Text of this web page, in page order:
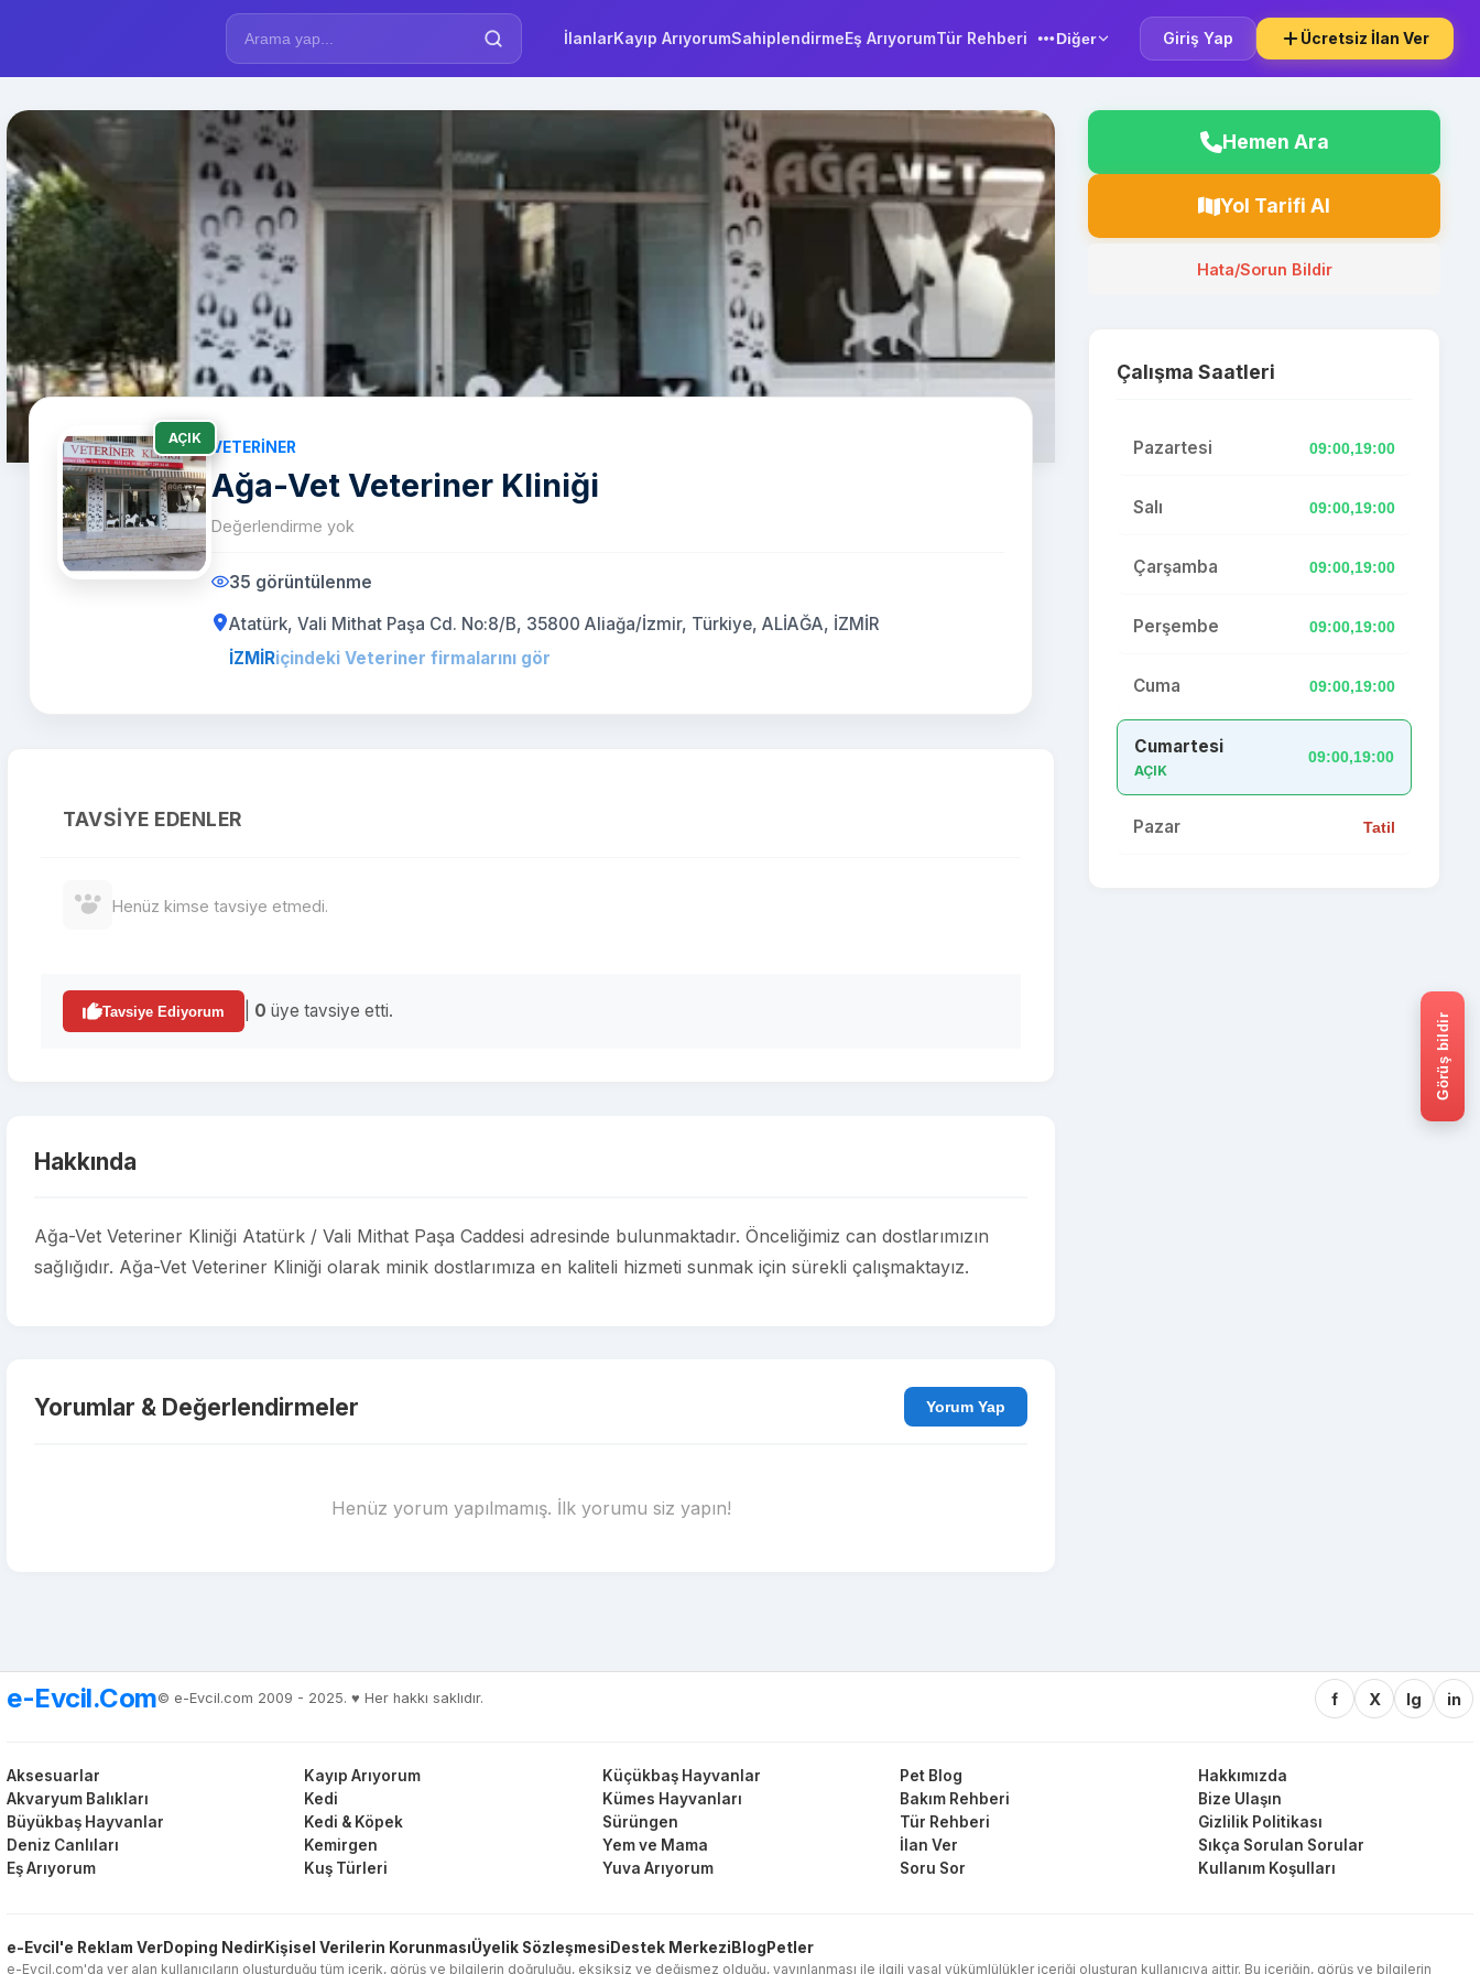
İlanlarKayıp ArıyorumSahiplendirmeEş ArıyorumTür Rehberi Diğer Giriş Yap Ücretsiz İlan Ver
AÇIK
VETERINER
Ağa-Vet Veteriner Kliniği
Değerlendirme yok
35 görüntülenme
Atatürk, Vali Mithat Paşa Cd. No:8/B, 35800 Aliağa/İzmir, Türkiye, ALİAĞA, İZMİR
İZMİRiçindeki Veteriner firmalarını gör
TAVSIYE EDENLER
Henüz kimse tavsiye etmedi.
Tavsiye Ediyorum 0 üye tavsiye etti.
Hakkında
Ağa-Vet Veteriner Kliniği Atatürk / Vali Mithat Paşa Caddesi adresinde bulunmaktadır. Önceliğimiz can dostlarımızın
sağlığıdır. Ağa-Vet Veteriner Kliniği olarak minik dostlarımıza en kaliteli hizmeti sunmak için sürekli çalışmaktayız.
Yorumlar & Değerlendirmeler Yorum Yap
Henüz yorum yapılmamış. İlk yorumu siz yapın!
Hemen Ara
Yol Tarifi Al
Hata/Sorun Bildir
Çalışma Saatleri
Pazartesi 09:00,19:00
Salı 09:00,19:00
Çarşamba 09:00,19:00
Perşembe 09:00,19:00
Cuma 09:00,19:00
Cumartesi
AÇIK
09:00,19:00
Pazar Tatil
e-Evcil.Com© e-Evcil.com 2009 - 2025. ♥️ Her hakkı saklıdır. f X Ig in
Aksesuarlar
Akvaryum Balıkları
Büyükbaş Hayvanlar
Deniz Canlıları
Eş Arıyorum
Kayıp Arıyorum
Kedi
Kedi & Köpek
Kemirgen
Kuş Türleri
Küçükbaş Hayvanlar
Kümes Hayvanları
Sürüngen
Yem ve Mama
Yuva Arıyorum
Pet Blog
Bakım Rehberi
Tür Rehberi
İlan Ver
Soru Sor
Hakkımızda
Bize Ulaşın
Gizlilik Politikası
Sıkça Sorulan Sorular
Kullanım Koşulları
e-Evcil'e Reklam VerDoping NedirKişisel Verilerin KorunmasıÜyelik Sözleşmesi Destek Merkezi Blog Petler
e-Evcil.com'da yer alan kullanıcıların oluşturduğu tüm içerik, görüş ve bilgilerin doğruluğu, eksiksiz ve değişmez olduğu, yayınlanması ile ilgili yasal yükümlülükler içeriği oluşturan kullanıcıya aittir. Bu içeriğin, görüş ve bilgilerin
Görüş bildir